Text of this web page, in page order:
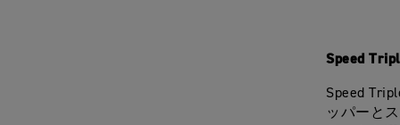
Speed
Speed
ッパーと